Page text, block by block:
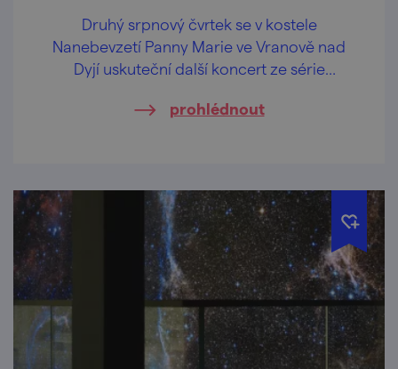
Druhý srpnový čvrtek se v kostele
Nanebevzetí Panny Marie ve Vranově nad
Dyjí uskuteční další koncert ze série
prohlédnout